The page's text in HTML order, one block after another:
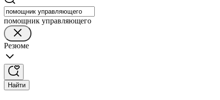
помощник управляющего
Резюме
Найти